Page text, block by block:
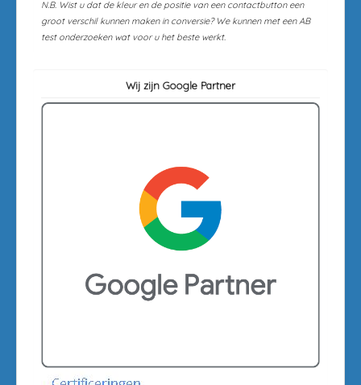
N.B. Wist u dat de kleur en de positie van een contactbutton een
groot verschil kunnen maken in conversie? We kunnen met een AB
test onderzoeken wat voor u het beste werkt.
Wij zijn Google Partner